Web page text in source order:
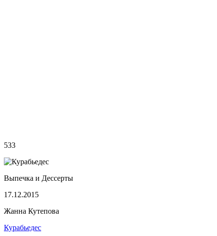
533
Выпечка и Дессерты
17.12.2015
Жанна Кутепова
Курабьедес